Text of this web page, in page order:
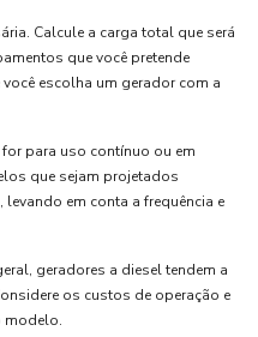
Calcule a carga total que será
que você pretende
escolha um gerador com a
para uso contínuo ou em
que sejam projetados
em conta a frequência e
geradores a diesel tendem a
os custos de operação e
modelo.